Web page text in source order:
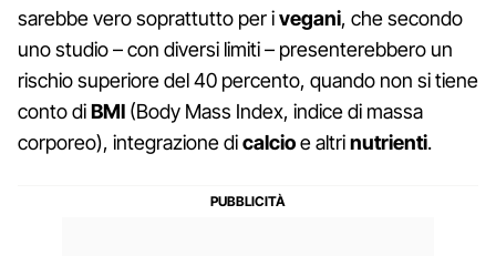
sarebbe vero soprattutto per ivegani, che secondo
uno studio – con diversi limiti – presenterebbero un
rischio superiore del 40 percento, quando non si tiene
conto diBMI (Body Mass Index, indice di massa
corporeo), integrazione dicalcioe altrinutrienti.